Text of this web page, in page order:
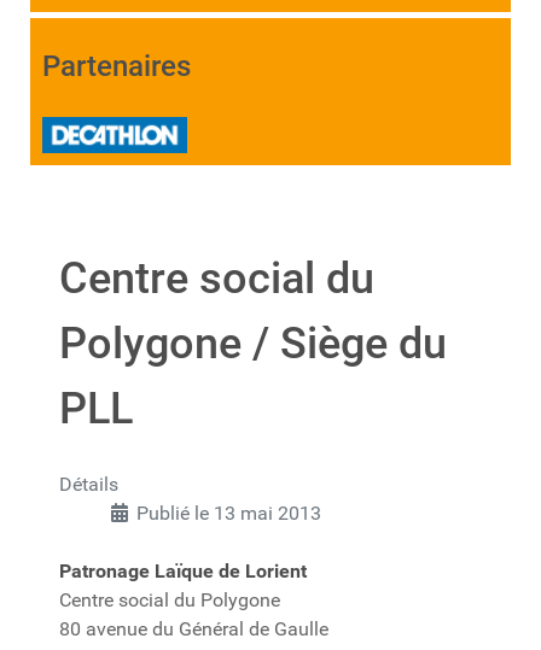
Partenaires
Centre social du
Polygone / Siège du
PLL
Détails
Publié le 13 mai 2013
Patronage Laïque de Lorient
Centre social du Polygone
80 avenue du Général de Gaulle